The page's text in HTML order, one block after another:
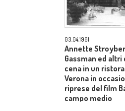
03.04.1961
Annette
Gassman ed
cena in un
Verona in
riprese del film
campo medio